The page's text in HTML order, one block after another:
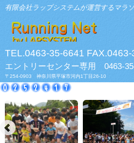
有限会社ラップシステムが運営するマラ
TEL.0463-35-6641 FAX.0463-
エントリーセンター専用 0463-
〒254-0903 神奈川県平塚市河内1丁目26-10